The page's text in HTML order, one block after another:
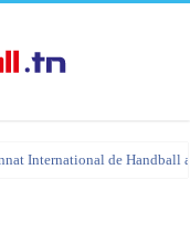
International de Handball